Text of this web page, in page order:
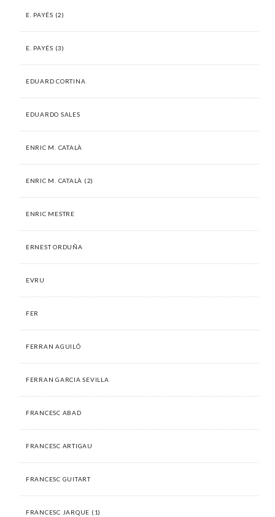
E. PAYÉS (2)
E. PAYÉS (3)
EDUARD CORTINA
EDUARDO SALES
ENRIC M. CATALÀ
ENRIC M. CATALÀ (2)
ENRIC MESTRE
ERNEST ORDUÑA
EVRU
FER
FERRAN AGUILÓ
FERRAN GARCIA SEVILLA
FRANCESC ABAD
FRANCESC ARTIGAU
FRANCESC GUITART
FRANCESC JARQUE (1)